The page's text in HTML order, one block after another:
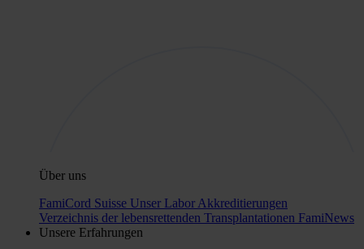
Über uns
FamiCord Suisse Unser Labor Akkreditierungen
Verzeichnis der lebensrettenden Transplantationen FamiNews
Unsere Erfahrungen